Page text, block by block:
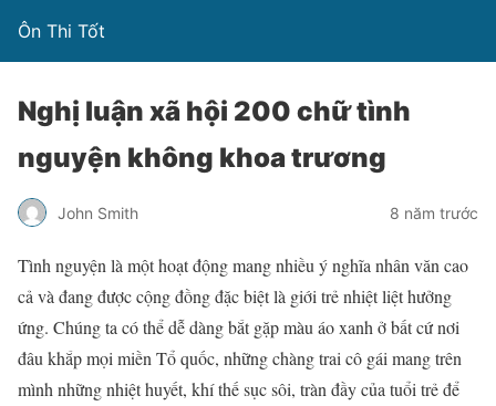
Ôn Thi Tốt
Nghị luận xã hội 200 chữ tình
nguyện không khoa trương
John Smith 8 năm trước
Tình nguyện là một hoạt động mang nhiều ý nghĩa nhân văn cao
cả và đang được cộng đồng đặc biệt là giới trẻ nhiệt liệt hưởng
ứng. Chúng ta có thể dễ dàng bắt gặp màu áo xanh ở bất cứ nơi
đâu khắp mọi miền Tổ quốc, những chàng trai cô gái mang trên
mình những nhiệt huyết, khí thế sục sôi, tràn đầy của tuổi trẻ để